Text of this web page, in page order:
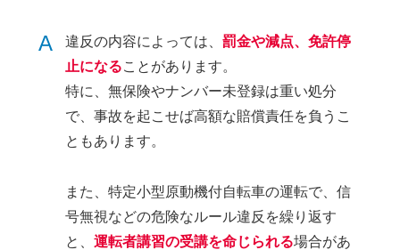
A 違反の内容によっては、罰金や減点、免許停
止になることがあります。
特に、無保険やナンバー未登録は重い処分
で、事故を起こせば高額な賠償責任を負うこ
ともあります。
また、特定小型原動機付自転車の運転で、信
号無視などの危険なルール違反を繰り返す
と、運転者講習の受講を命じられる場合があ